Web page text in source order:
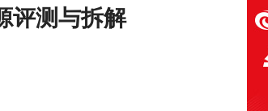
评测与拆解